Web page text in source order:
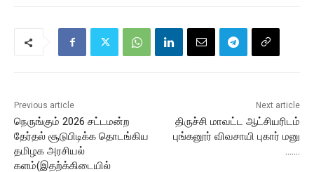
Previous article
நெருங்கும் 2026 சட்டமன்ற
தேர்தல் சூடுபிடிக்க தொடங்கிய
தமிழக அரசியல்
களம்(இதற்க்கிடையில்
Next article
திருச்சி மாவட்ட ஆட்சியரிடம்
புங்கனூர் விவசாயி புகார் மனு
…….